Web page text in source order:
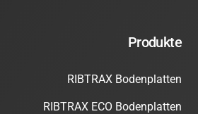
Produkte
RIBTRAX Bodenplatten
RIBTRAX ECO Bodenplatten